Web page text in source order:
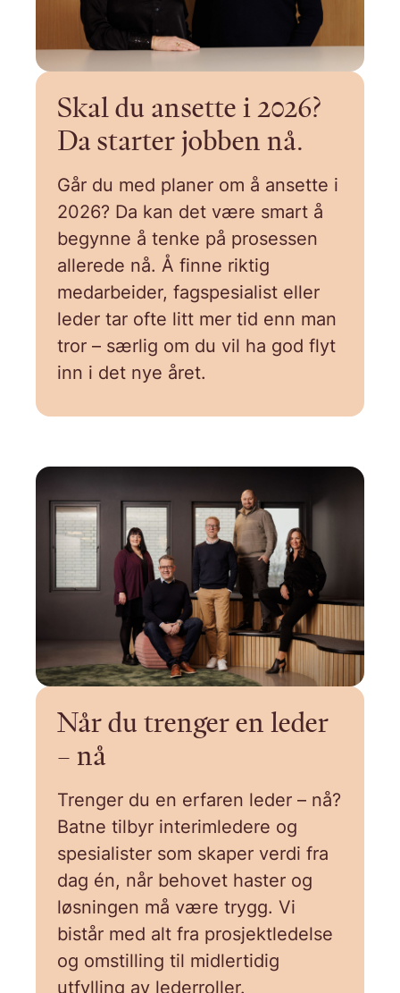
Skal du ansette i 2026?
Da starter jobben nå.
Går du med planer om å ansette i
2026? Da kan det være smart å
begynne å tenke på prosessen
allerede nå. Å finne riktig
medarbeider, fagspesialist eller
leder tar ofte litt mer tid enn man
tror – særlig om du vil ha god flyt
inn i det nye året.
Når du trenger en leder
– nå
Trenger du en erfaren leder – nå?
Batne tilbyr interimledere og
spesialister som skaper verdi fra
dag én, når behovet haster og
løsningen må være trygg. Vi
bistår med alt fra prosjektledelse
og omstilling til midlertidig
utfylling av lederroller.